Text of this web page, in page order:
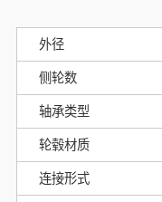
外径
侧轮数
轴承类型
轮毂材质
连接形式